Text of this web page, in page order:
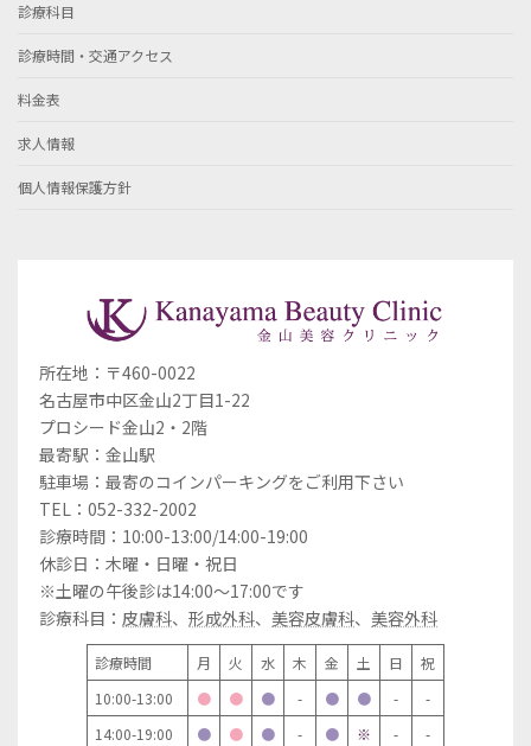
診療科目
診療時間・交通アクセス
料金表
求人情報
個人情報保護方針
所在地：〒460-0022
名古屋市中区金山2丁目1-22
プロシード金山2・2階
最寄駅：金山駅
駐車場：最寄のコインパーキングをご利用下さい
TEL：052-332-2002
診療時間：10:00-13:00/14:00-19:00
休診日：木曜・日曜・祝日
※土曜の午後診は14:00～17:00です
診療科目： 皮膚科、 形成外科、 美容皮膚科、 美容外科
診療時間 月 火 水 木 金 土 日
祝
10:00-13:00
● ● ● - ● ● -
-
14:00-19:00
● ● ● - ● ※ - -